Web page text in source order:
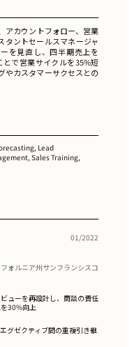
アカウントフォロー、営業
タントセールスマネージャ
を見直し、四半期売上を
で営業サイクルを35%短
やカスタマーサクセスとの
Lead
Sales Training,
01/2022
ォルニア州サンフランシスコ
ューを再設計し、商談の責任
30%向上
グゼクティブ間の重複引き継